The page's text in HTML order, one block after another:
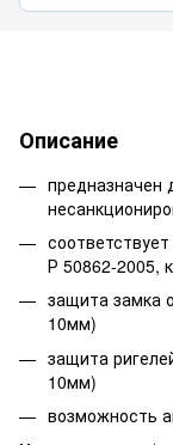
Описание
предназначен
Р 50862-2005,
защита замка
10мм)
защита
10мм)
возможность